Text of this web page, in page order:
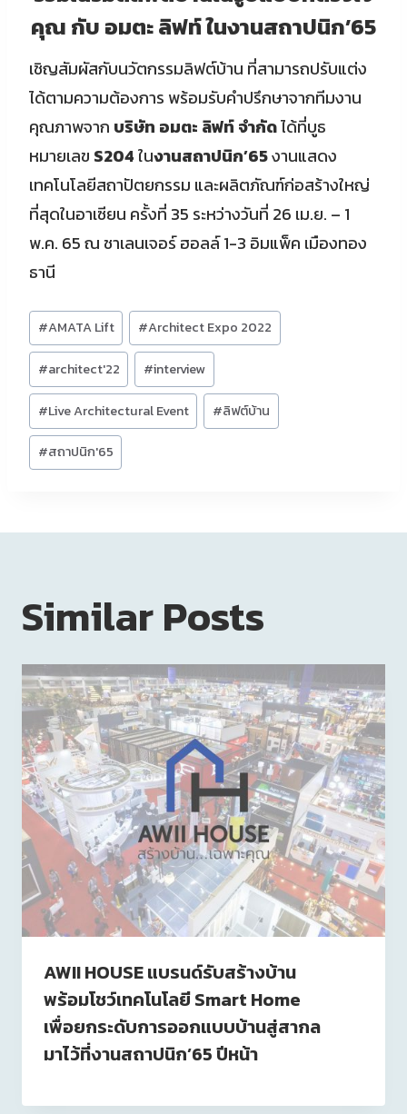
คุณ กับ อมตะ ลิฟท์ ในงานสถาปนิก’65
เชิญสัมผัสกับนวัตกรรมลิฟต์บ้าน ที่สามารถปรับแต่ง
ได้ตามความต้องการ พร้อมรับคำปรึกษาจากทีมงาน
คุณภาพจาก บริษัท อมตะ ลิฟท์ จำกัดได้ที่บูธ
หมายเลข S204ในงานสถาปนิก’65งานแสดง
เทคโนโลยีสถาปัตยกรรม และผลิตภัณฑ์ก่อสร้างใหญ่
ที่สุดในอาเซียน ครั้งที่ 35 ระหว่างวันที่ 26 เม.ย. – 1
พ.ค. 65 ณ ชาเลนเจอร์ ฮอลล์ 1-3 อิมแพ็ค เมืองทอง
ธานี
Post
Tags:
#AMATA Lift #Architect Expo 2022
#architect'22 #interview
#Live Architectural Event #ลิฟต์บ้าน
#สถาปนิก'65
Similar Posts
AWII HOUSE แบรนด์รับสร้างบ้าน
พร้อมโชว์เทคโนโลยี Smart Home
เพื่อยกระดับการออกแบบบ้านสู่สากล
มาไว้ที่งานสถาปนิก’65 ปีหน้า